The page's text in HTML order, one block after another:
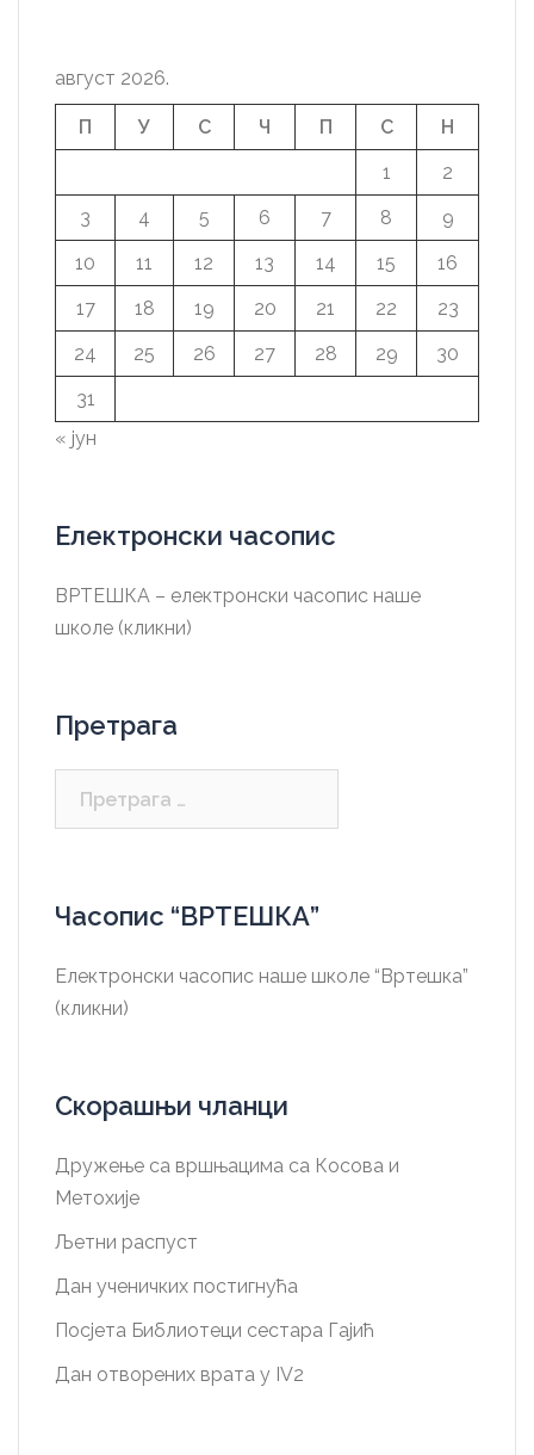
август 2026.
П У С Ч П С
Н
1
2
3
4 5 6 7 8
9
10
11 12 13 14 15
16
17
18 19 20 21 22
23
24
25 26 27 28 29
30
31
« јун
Електронски часопис
ВРТЕШКА – електронски часопис наше
школе (кликни)
Претрага
Часопис “ВРТЕШКА”
Електронски часопис наше школе “Вртешка”
(кликни)
Скорашњи чланци
Дружење са вршњацима са Косова и
Метохије
Љетни распуст
Дан ученичких постигнућа
Посјета Библиотеци сестара Гајић
Дан отворених врата у IV2